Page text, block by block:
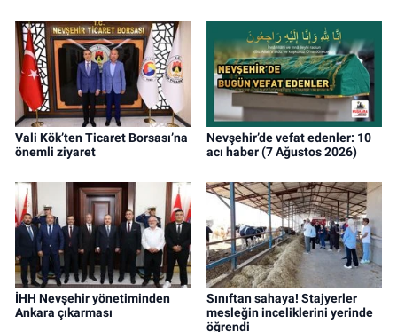
Vali Kök’ten Ticaret Borsası’na
önemli ziyaret
Nevşehir’de vefat edenler: 10
acı haber (7 Ağustos 2026)
İHH Nevşehir yönetiminden
Ankara çıkarması
Sınıftan sahaya! Stajyerler
mesleğin inceliklerini yerinde
öğrendi